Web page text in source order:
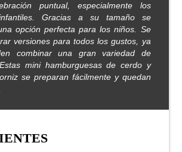
puntual, especialmente los
Gracias a su tamaño se
opción perfecta para los niños. Se
versiones para todos los gustos, ya
combinar una gran variedad de
mini hamburguesas de cerdo y
se preparan fácilmente y quedan